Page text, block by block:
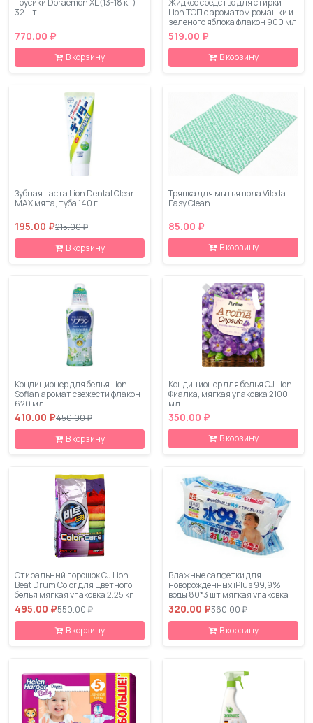
Трусики Doraemon XL (13-18 кг)
32 шт
770.00 ₽
В корзину
Жидкое средство для стирки
Lion ТОП с ароматом ромашки и
зеленого яблока флакон 900 мл
519.00 ₽
В корзину
Зубная паста Lion Dental Clear
MAX мята, туба 140 г
195.00 ₽215.00 ₽
В корзину
Тряпка для мытья пола Vileda
Easy Clean
85.00 ₽
В корзину
Кондиционер для белья Lion
Soflan аромат свежести флакон
620 мл
410.00 ₽450.00 ₽
В корзину
Кондиционер для белья CJ Lion
Фиалка, мягкая упаковка 2100
мл
350.00 ₽
В корзину
Стиральный порошок CJ Lion
Beat Drum Color для цветного
белья мягкая упаковка 2,25 кг
495.00 ₽550.00 ₽
В корзину
Влажные салфетки для
новорожденных iPlus 99,9%
воды 80*3 шт мягкая упаковка
320.00 ₽360.00 ₽
В корзину